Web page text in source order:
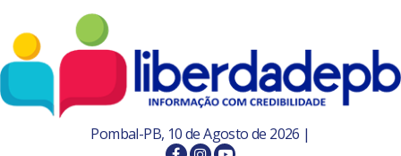
Pombal-PB, 10 de Agosto de 2026 |